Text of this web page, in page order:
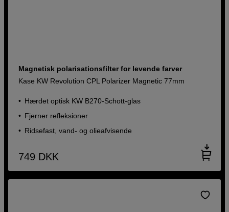
Magnetisk polarisationsfilter for levende farver
Kase KW Revolution CPL Polarizer Magnetic 77mm
Hærdet optisk KW B270-Schott-glas
Fjerner refleksioner
Ridsefast, vand- og olieafvisende
749 DKK